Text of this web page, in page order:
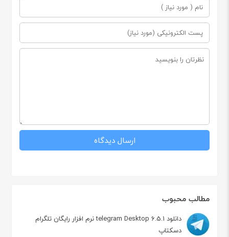
مطالب محبوب
دانلود telegram Desktop 6.5.1 نرم افزار رایگان تلگرام
دسکتاپ